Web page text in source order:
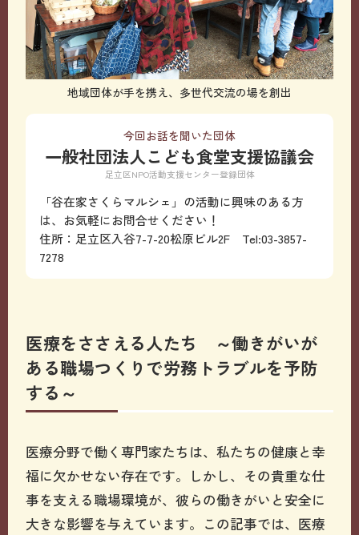
地域団体が手を携え、多世代交流の場を創出
今回お話を聞いた団体
一般社団法人こども食堂支援協議会
足立区NPO活動支援センター登録団体
「谷在家さくらマルシェ」の活動に興味のある方
は、お気軽にお問合せください！
住所：足立区入谷7-7-20松原ビル2F Tel:03-3857-
7278
医療をささえる人たち ～働きがいが
ある職場つくりで労務トラブルを予防
する～
医療分野で働く専門家たちは、私たちの健康と幸
福に欠かせない存在です。しかし、その貴重な仕
事を支える職場環境が、彼らの働きがいと安全に
大きな影響を与えています。この記事では、医療